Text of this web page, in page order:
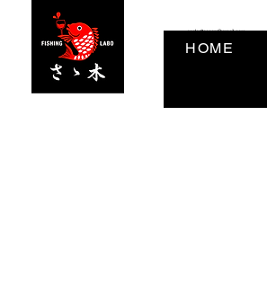
angler3ocean@gmail.com
HOME